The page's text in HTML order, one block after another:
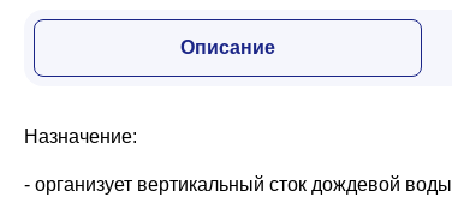
Дача и сад
Описание
Назначение:
- организует вертикальный сток дождевой воды